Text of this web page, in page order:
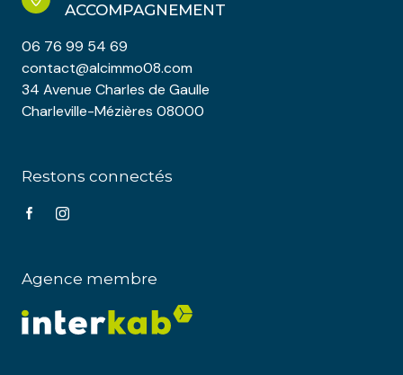
ACCOMPAGNEMENT
06 76 99 54 69
contact@alcimmo08.com
34 Avenue Charles de Gaulle
Charleville-Mézières 08000
Restons connectés
Agence membre